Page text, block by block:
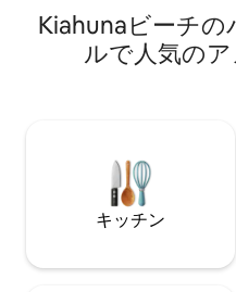
歩。プライバシー。家全体
（リビングルームにデュア
ト、ベッドルームにポータ
Wi-Fi。キングサイズベッド
チのスマートテレビ。豊富
ティ、ビーチ用具、設備の
ン、おすすめの体験やベビ
で、貴重な滞在をお届けしま
Kiahunaビーチの
ルで人気の
キッチン